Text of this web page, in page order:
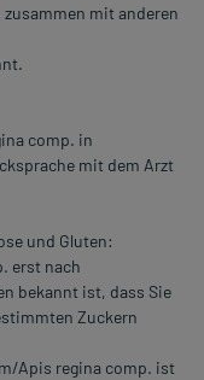
mit anderen
comp. in
mit dem Arzt
und Gluten:
erst nach
bekannt ist, dass Sie
Zuckern
Apis regina comp. ist